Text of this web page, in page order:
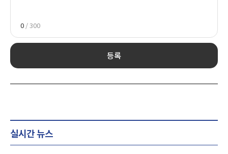
0 / 300
등록
실시간 뉴스